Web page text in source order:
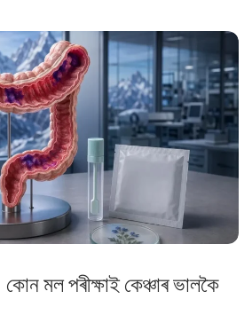
মল পৰীক্ষাই কেঞ্চাৰ ভালকৈ